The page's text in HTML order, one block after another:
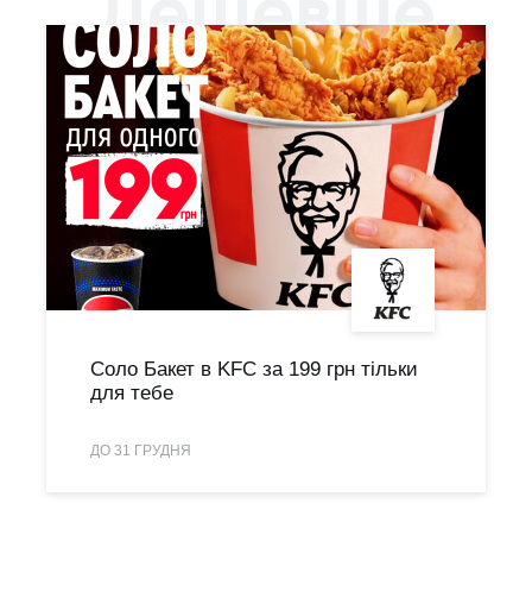
Соло Бакет в KFC за 199 грн тільки
для тебе
ДО 31 ГРУДНЯ